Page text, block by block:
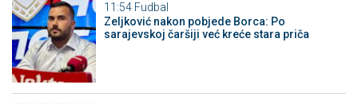
11:54 Fudbal
Zeljković nakon pobjede Borca: Po
sarajevskoj čaršiji već kreće stara priča